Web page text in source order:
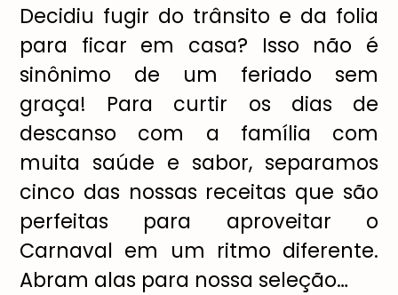
Decidiu fugir do trânsito e da folia
para ficar em casa? Isso não é
sinônimo de um feriado sem
graça! Para curtir os dias de
descanso com a família com
muita saúde e sabor, separamos
cinco das nossas receitas que são
perfeitas para aproveitar o
Carnaval em um ritmo diferente.
Abram alas para nossa seleção…